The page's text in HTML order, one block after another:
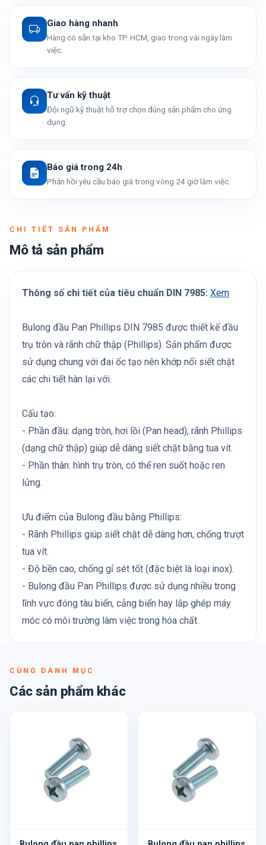
Giao hàng nhanh
Hàng có sẵn tại kho TP. HCM, giao trong vài ngày làm
việc.
Tư vấn kỹ thuật
Đội ngũ kỹ thuật hỗ trợ chọn đúng sản phẩm cho ứng
dụng.
Báo giá trong 24h
Phản hồi yêu cầu báo giá trong vòng 24 giờ làm việc.
CHI TIẾT SẢN PHẨM
Mô tả sản phẩm
Thông số chi tiết của tiêu chuẩn DIN 7985: Xem
Bulong đầu Pan Phillips DIN 7985 được thiết kế đầu
trụ tròn và rãnh chữ thập (Phillips). Sản phẩm được
sử dụng chung với đai ốc tạo nên khớp nối siết chặt
các chi tiết hàn lại với.
Cấu tạo:
- Phần đầu: dạng tròn, hơi lồi (Pan head), rãnh Phillips
(dạng chữ thập) giúp dễ dàng siết chặt bằng tua vít.
- Phần thân: hình trụ tròn, có thể ren suốt hoặc ren
lửng.
Ưu điểm của Bulong đầu bằng Phillips:
- Rãnh Phillips giúp siết chặt dễ dàng hơn, chống trượt
tua vít.
- Độ bền cao, chống gỉ sét tốt (đặc biệt là loại inox).
- Bulong đầu Pan Phillips được sử dụng nhiều trong
lĩnh vực đóng tàu biển, cảng biển hay lắp ghép máy
móc có môi trường làm việc trong hóa chất.
CÙNG DANH MỤC
Các sản phẩm khác